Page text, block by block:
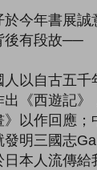
今年書展誠
後有段故──
人以自古五千
《西遊記》
以作回應；
明三國志
日本人流傳給